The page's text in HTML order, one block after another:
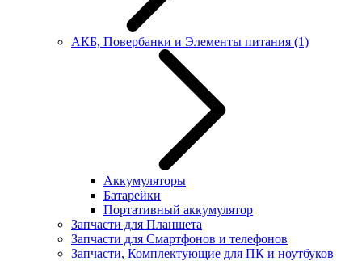
АКБ, Повербанки и Элементы питания (1)
Аккумуляторы
Батарейки
Портативный аккумулятор
Запчасти для Планшета
Запчасти для Смартфонов и телефонов
Запчасти, Комплектующие для ПК и ноутбуков